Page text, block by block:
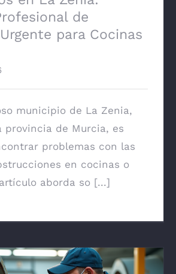
de
para Cocinas
municipio de La Zenia,
provincia de Murcia, es
problemas con las
en cocinas o
aborda so [...]